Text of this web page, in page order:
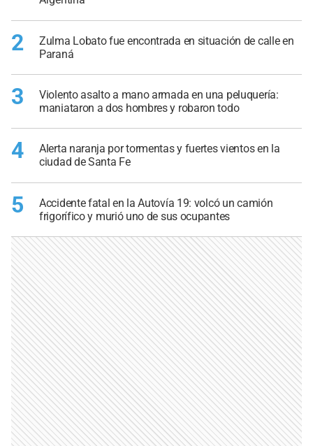
2
Zulma Lobato fue encontrada en situación de calle en
Paraná
3
Violento asalto a mano armada en una peluquería:
maniataron a dos hombres y robaron todo
4
Alerta naranja por tormentas y fuertes vientos en la
ciudad de Santa Fe
5
Accidente fatal en la Autovía 19: volcó un camión
frigorífico y murió uno de sus ocupantes